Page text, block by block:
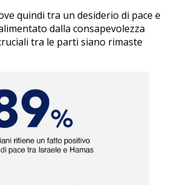
quindi tra un desiderio di pace e
dalla consapevolezza
tra le parti siano rimaste